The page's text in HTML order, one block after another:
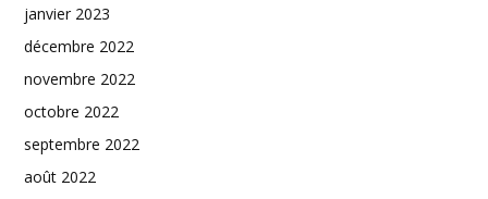
janvier 2023
décembre 2022
novembre 2022
octobre 2022
septembre 2022
août 2022